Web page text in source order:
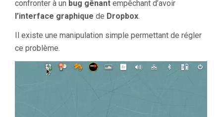
confronter à un bug gênant empêchant d’avoir
l’interface graphique de Dropbox.
Il existe une manipulation simple permettant de régler
ce problème.